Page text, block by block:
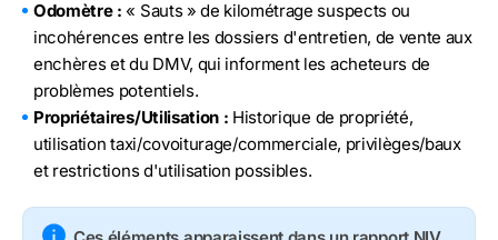
Odomètre : « Sauts » de kilométrage suspects ou
incohérences entre les dossiers d'entretien, de vente aux
enchères et du DMV, qui informent les acheteurs de
problèmes potentiels.
Propriétaires/Utilisation : Historique de propriété,
utilisation taxi/covoiturage/commerciale, privilèges/baux
et restrictions d'utilisation possibles.